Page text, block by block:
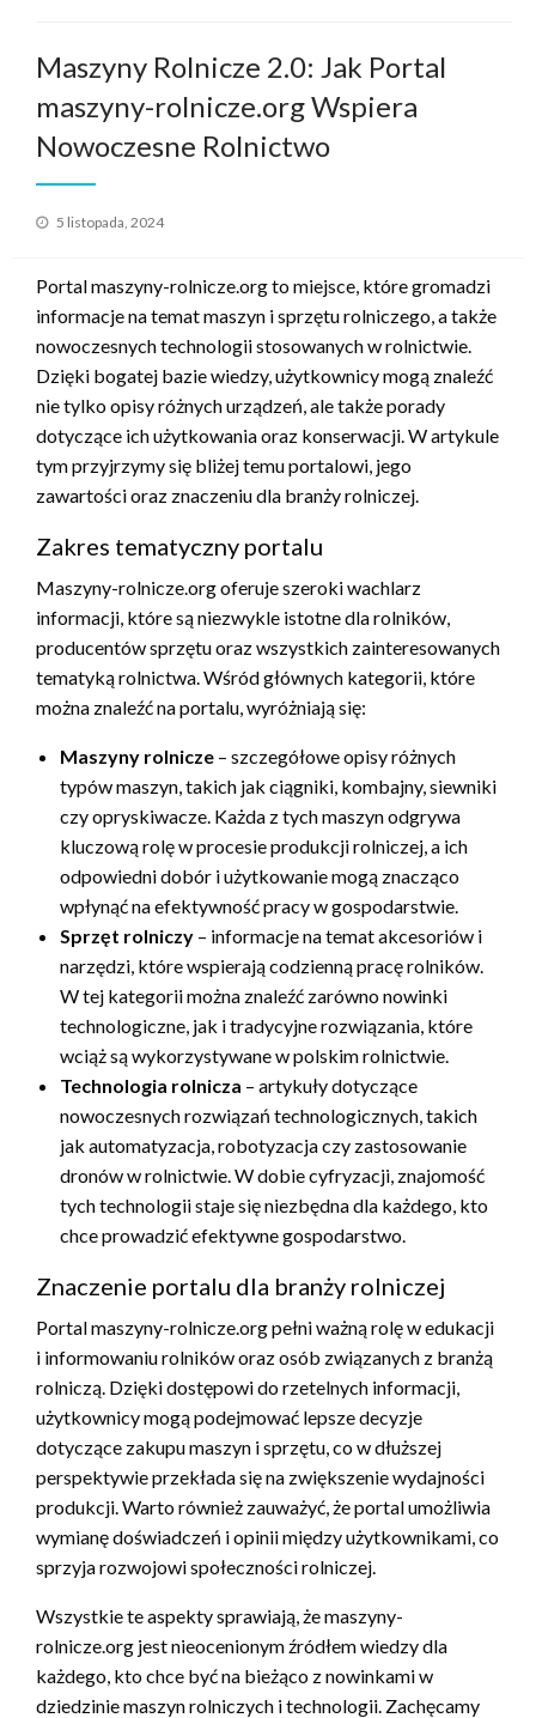
Maszyny Rolnicze 2.0: Jak Portal
maszyny-rolnicze.org Wspiera
Nowoczesne Rolnictwo
Opublikowane
5 listopada, 2024
Portal maszyny-rolnicze.org to miejsce, które gromadzi
informacje na temat maszyn i sprzętu rolniczego, a także
nowoczesnych technologii stosowanych w rolnictwie.
Dzięki bogatej bazie wiedzy, użytkownicy mogą znaleźć
nie tylko opisy różnych urządzeń, ale także porady
dotyczące ich użytkowania oraz konserwacji. W artykule
tym przyjrzymy się bliżej temu portalowi, jego
zawartości oraz znaczeniu dla branży rolniczej.
Zakres tematyczny portalu
Maszyny-rolnicze.org oferuje szeroki wachlarz
informacji, które są niezwykle istotne dla rolników,
producentów sprzętu oraz wszystkich zainteresowanych
tematyką rolnictwa. Wśród głównych kategorii, które
można znaleźć na portalu, wyróżniają się:
Maszyny rolnicze – szczegółowe opisy różnych
typów maszyn, takich jak ciągniki, kombajny, siewniki
czy opryskiwacze. Każda z tych maszyn odgrywa
kluczową rolę w procesie produkcji rolniczej, a ich
odpowiedni dobór i użytkowanie mogą znacząco
wpłynąć na efektywność pracy w gospodarstwie.
Sprzęt rolniczy – informacje na temat akcesoriów i
narzędzi, które wspierają codzienną pracę rolników.
W tej kategorii można znaleźć zarówno nowinki
technologiczne, jak i tradycyjne rozwiązania, które
wciąż są wykorzystywane w polskim rolnictwie.
Technologia rolnicza – artykuły dotyczące
nowoczesnych rozwiązań technologicznych, takich
jak automatyzacja, robotyzacja czy zastosowanie
dronów w rolnictwie. W dobie cyfryzacji, znajomość
tych technologii staje się niezbędna dla każdego, kto
chce prowadzić efektywne gospodarstwo.
Znaczenie portalu dla branży rolniczej
Portal maszyny-rolnicze.org pełni ważną rolę w edukacji
i informowaniu rolników oraz osób związanych z branżą
rolniczą. Dzięki dostępowi do rzetelnych informacji,
użytkownicy mogą podejmować lepsze decyzje
dotyczące zakupu maszyn i sprzętu, co w dłuższej
perspektywie przekłada się na zwiększenie wydajności
produkcji. Warto również zauważyć, że portal umożliwia
wymianę doświadczeń i opinii między użytkownikami, co
sprzyja rozwojowi społeczności rolniczej.
Wszystkie te aspekty sprawiają, że maszyny-
rolnicze.org jest nieocenionym źródłem wiedzy dla
każdego, kto chce być na bieżąco z nowinkami w
dziedzinie maszyn rolniczych i technologii. Zachęcamy